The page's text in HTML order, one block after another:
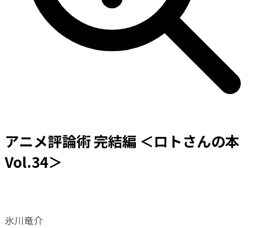
アニメ評論術 完結編 ＜ロトさんの本
Vol.34＞
氷川竜介